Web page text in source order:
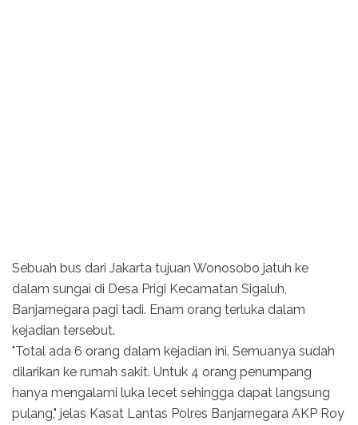
Sebuah bus dari Jakarta tujuan Wonosobo jatuh ke
dalam sungai di Desa Prigi Kecamatan Sigaluh,
Banjarnegara pagi tadi. Enam orang terluka dalam
kejadian tersebut.
"Total ada 6 orang dalam kejadian ini. Semuanya sudah
dilarikan ke rumah sakit. Untuk 4 orang penumpang
hanya mengalami luka lecet sehingga dapat langsung
pulang," jelas Kasat Lantas Polres Banjarnegara AKP Roy